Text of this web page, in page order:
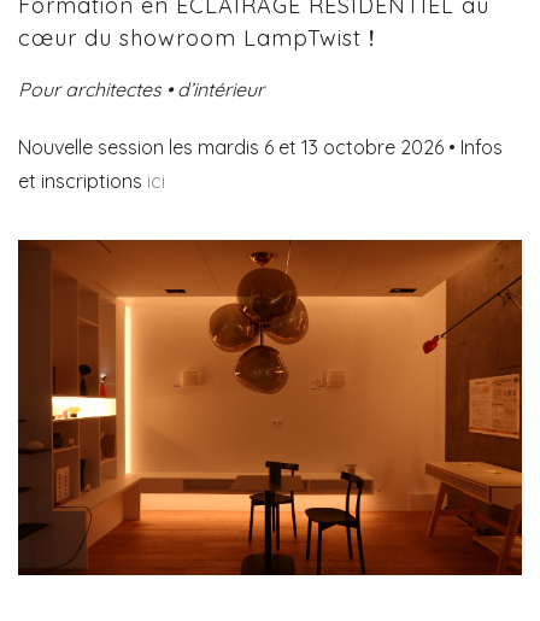
cœur du showroom LampTwist !
Pour architectes • d’intérieur
Nouvelle session les mardis 6 et 13 octobre 2026 • Infos
et inscriptions ici